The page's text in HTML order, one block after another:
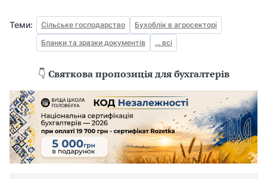
Теми: Сільське господарство
Бухоблік в агросекторі
Бланки та зразки документів
... всі
👇 Святкова пропозиція для бухгалтерів